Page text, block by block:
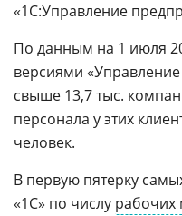
«1С:Управление
По данным на 1 июля
версиями
свыше 13,7 тыс.
персонала у этих
человек.
В первую пятерку
«1С» по числу рабочих